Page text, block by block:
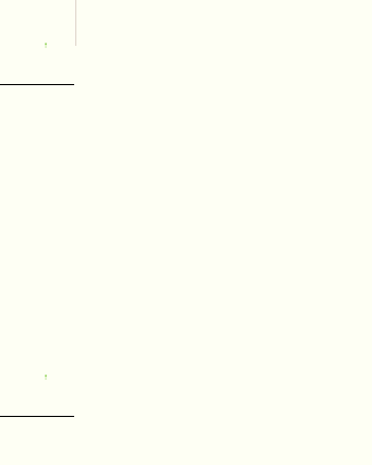
↑
↑